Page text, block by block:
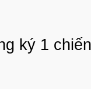
ký 1